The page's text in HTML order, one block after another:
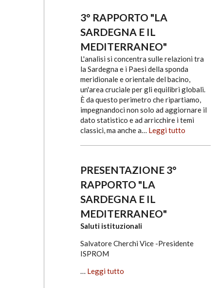
3° RAPPORTO "LA
SARDEGNA E IL
MEDITERRANEO"
L'analisi si concentra sulle relazioni tra
la Sardegna e i Paesi della sponda
meridionale e orientale del bacino,
un'area cruciale per gli equilibri globali.
È da questo perimetro che ripartiamo,
impegnandoci non solo ad aggiornare il
dato statistico e ad arricchire i temi
classici, ma anche a… Leggi tutto
PRESENTAZIONE 3°
RAPPORTO "LA
SARDEGNA E IL
MEDITERRANEO"
Saluti istituzionali
Salvatore Cherchi Vice -Presidente
ISPROM
… Leggi tutto